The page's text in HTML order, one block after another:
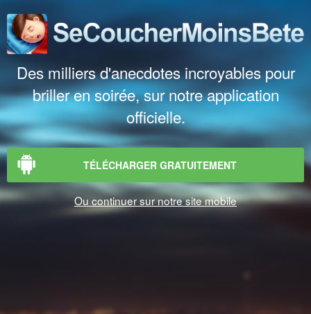
Des milliers d'anecdotes incroyables pour
briller en soirée, sur notre application
officielle.
TÉLÉCHARGER GRATUITEMENT
Ou continuer sur notre site mobile